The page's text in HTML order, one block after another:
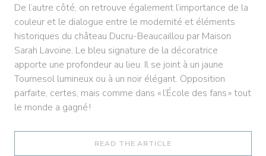
De l’autre côté, on retrouve également l’importance de la
couleur et le dialogue entre le modernité et éléments
historiques du château Ducru-Beaucaillou par Maison
Sarah Lavoine. Le bleu signature de la décoratrice
apporte une profondeur au lieu. Il se joint à un jaune
Tournesol lumineux ou à un noir élégant. Opposition
parfaite, certes, mais comme dans « l’École des fans » tout
le monde a gagné !
READ THE ARTICLE